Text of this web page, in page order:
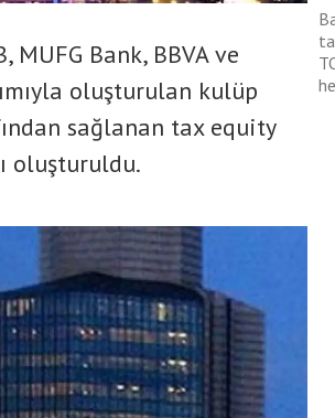
MUFG Bank, BBVA ve
oluşturulan kulüp
sağlanan tax equity
oluşturuldu.